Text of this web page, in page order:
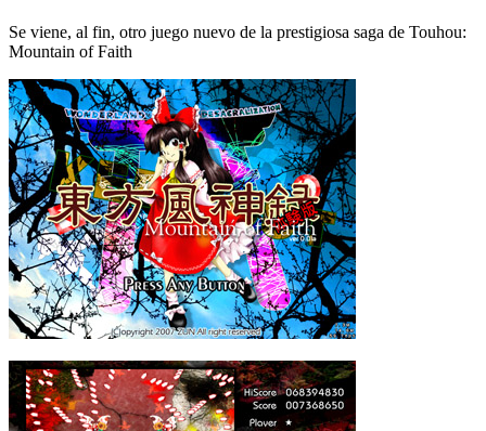
Se viene, al fin, otro juego nuevo de la prestigiosa saga de Touhou:
Mountain of Faith